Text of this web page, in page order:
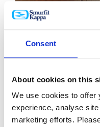
Consent
About cookies on this
We use cookies to offer
experience, analyse
marketing efforts.